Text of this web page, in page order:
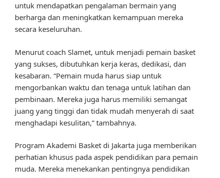
untuk mendapatkan pengalaman bermain yang
berharga dan meningkatkan kemampuan mereka
secara keseluruhan.
Menurut coach Slamet, untuk menjadi pemain basket
yang sukses, dibutuhkan kerja keras, dedikasi, dan
kesabaran. “Pemain muda harus siap untuk
mengorbankan waktu dan tenaga untuk latihan dan
pembinaan. Mereka juga harus memiliki semangat
juang yang tinggi dan tidak mudah menyerah di saat
menghadapi kesulitan,” tambahnya.
Program Akademi Basket di Jakarta juga memberikan
perhatian khusus pada aspek pendidikan para pemain
muda. Mereka menekankan pentingnya pendidikan